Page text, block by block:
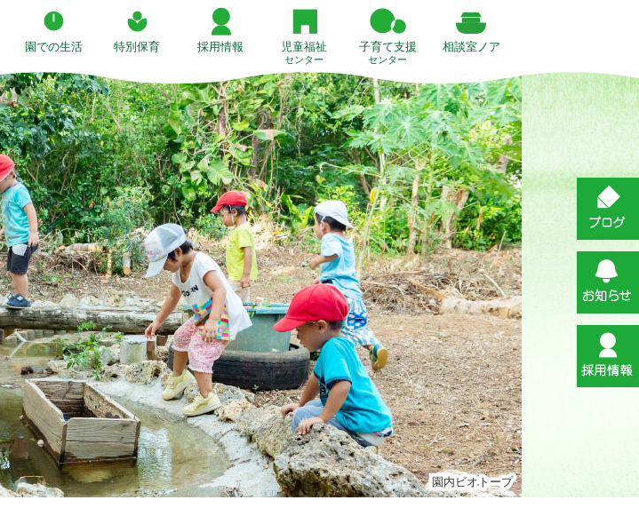
園での生活 特別保育 採用情報 児童福祉
センター
子育て支援
センター
相談室ノア
園内ビオトープ
園内ビオトープ